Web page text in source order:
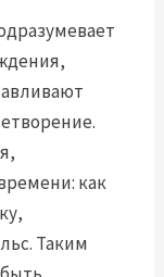
как
Таким